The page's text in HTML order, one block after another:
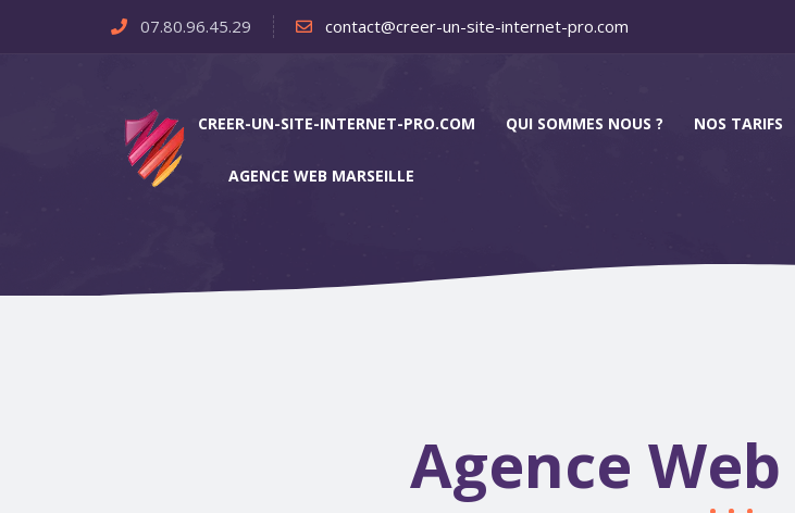
07.80.96.45.29 contact@creer-un-site-internet-pro.com
CREER-UN-SITE-INTERNET-PRO.COM QUI SOMMES NOUS ? NOS TARIFS
AGENCE WEB MARSEILLE
Agence